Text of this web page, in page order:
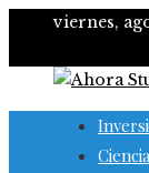
viernes,